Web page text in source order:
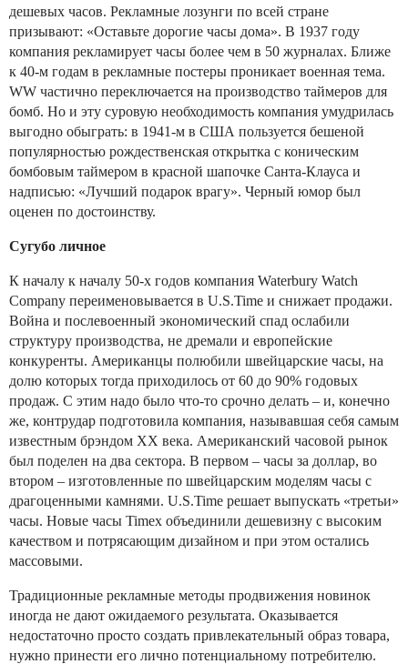
дешевых часов. Рекламные лозунги по всей стране
призывают: «Оставьте дорогие часы дома». В 1937 году
компания рекламирует часы более чем в 50 журналах. Ближе
к 40-м годам в рекламные постеры проникает военная тема.
WW частично переключается на производство таймеров для
бомб. Но и эту суровую необходимость компания умудрилась
выгодно обыграть: в 1941-м в США пользуется бешеной
популярностью рождественская открытка с коническим
бомбовым таймером в красной шапочке Санта-Клауса и
надписью: «Лучший подарок врагу». Черный юмор был
оценен по достоинству.
Сугубо личное
К началу к началу 50-х годов компания Waterbury Watch
Company переименовывается в U.S.Time и снижает продажи.
Война и послевоенный экономический спад ослабили
структуру производства, не дремали и европейские
конкуренты. Американцы полюбили швейцарские часы, на
долю которых тогда приходилось от 60 до 90% годовых
продаж. С этим надо было что-то срочно делать – и, конечно
же, контрудар подготовила компания, называвшая себя самым
известным брэндом ХХ века. Американский часовой рынок
был поделен на два сектора. В первом – часы за доллар, во
втором – изготовленные по швейцарским моделям часы с
драгоценными камнями. U.S.Time решает выпускать «третьи»
часы. Новые часы Timex объединили дешевизну с высоким
качеством и потрясающим дизайном и при этом остались
массовыми.
Традиционные рекламные методы продвижения новинок
иногда не дают ожидаемого результата. Оказывается
недостаточно просто создать привлекательный образ товара,
нужно принести его лично потенциальному потребителю.